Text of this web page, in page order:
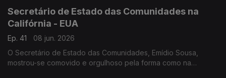
Secretário de Estado das Comunidades na
Califórnia - EUA
Ep. 41
08 jun. 2026
O Secretário de Estado das Comunidades, Emídio Sousa,
mostrou-se comovido e orgulhoso pela forma como na